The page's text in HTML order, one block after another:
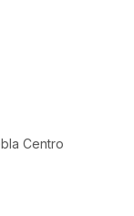
Centro